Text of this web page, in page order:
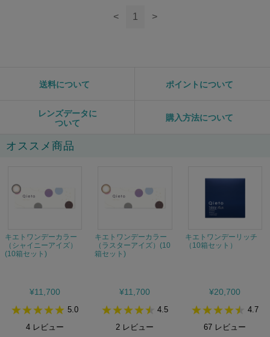
< 1 >
送料について ポイントについて
レンズデータに
ついて
購入方法について
オススメ商品
キエトワンデーカラー
（シャイニーアイズ）
(10箱セット)
¥11,700
5.0
4 レビュー
キエトワンデーカラー
（ラスターアイズ）(10
箱セット)
¥11,700
4.5
2 レビュー
キエトワンデーリッチ
（10箱セット）
¥20,700
4.7
67 レビュー